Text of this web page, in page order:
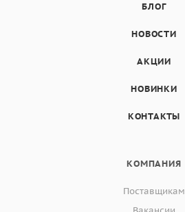
БЛОГ
НОВОСТИ
АКЦИИ
НОВИНКИ
КОНТАКТЫ
КОМПАНИЯ
Поставщикам